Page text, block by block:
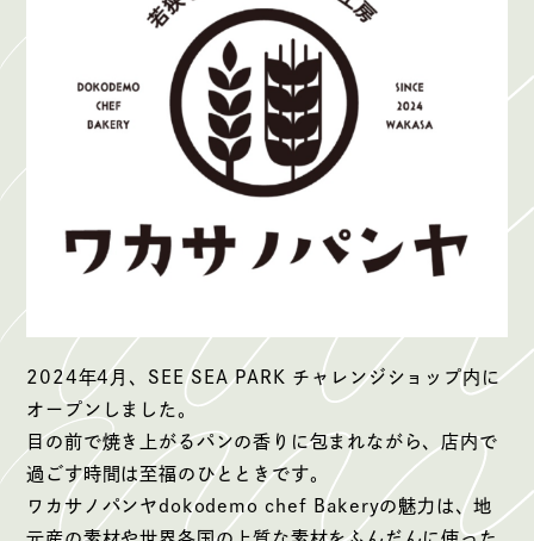
2024年4月、SEE SEA PARK チャレンジショップ内に
オープンしました。
目の前で焼き上がるパンの香りに包まれながら、店内で
過ごす時間は至福のひとときです。
ワカサノパンヤdokodemo chef Bakeryの魅力は、地